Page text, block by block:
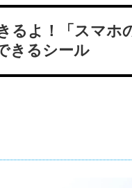
るよ！「スマホ
きるシール